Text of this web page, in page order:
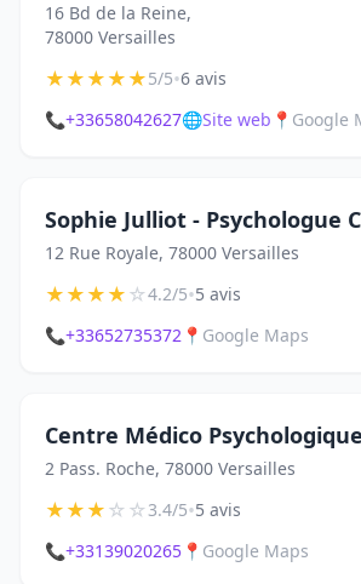
16 Bd de la Reine,
78000 Versailles
★★★★★5/5•6 avis
📞+33658042627🌐Site web 📍 Google
Sophie Julliot - Psychologue
12 Rue Royale, 78000 Versailles
★★★★☆4.2/5•5 avis
📞+33652735372 📍 Google Maps
Centre Médico
2 Pass. Roche, 78000 Versailles
★★★☆☆3.4/5•5 avis
📞+33139020265 📍 Google Maps